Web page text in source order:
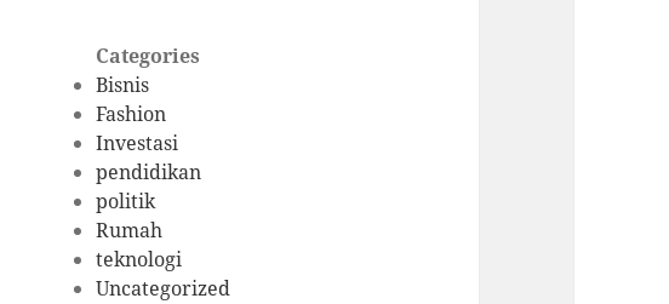
Categories
Bisnis
Fashion
Investasi
pendidikan
politik
Rumah
teknologi
Uncategorized